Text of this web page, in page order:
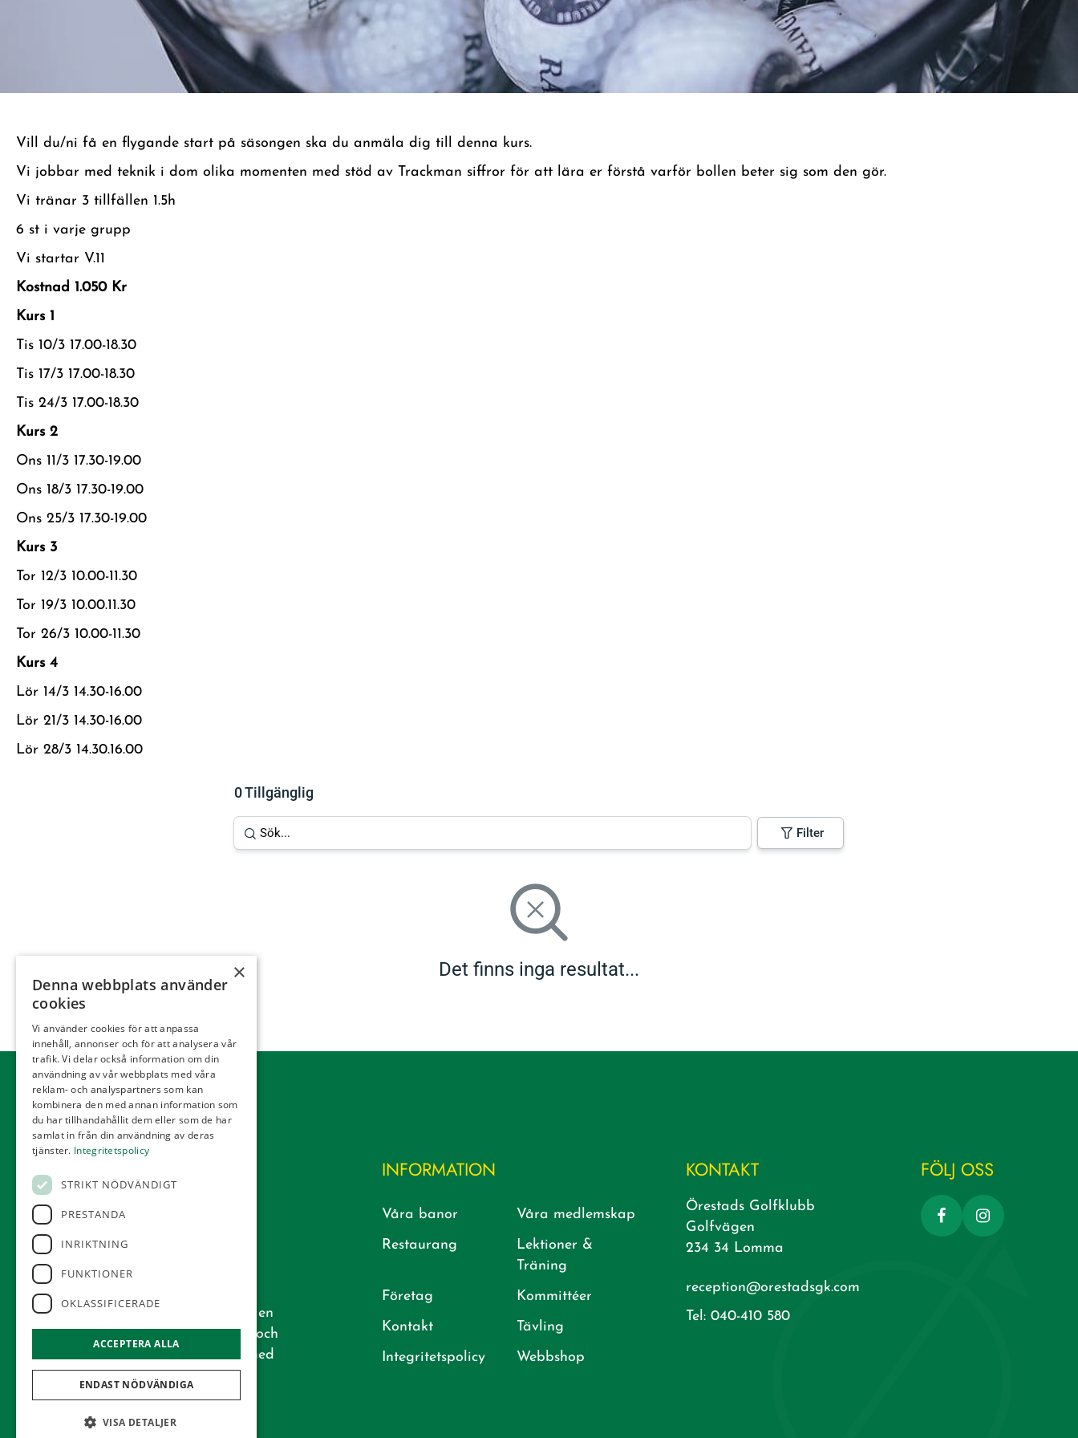
Vill du/ni få en flygande start på säsongen ska du anmäla dig till denna kurs.
Vi jobbar med teknik i dom olika momenten med stöd av Trackman siffror för att lära er förstå varför bollen beter sig som den gör.
Vi tränar 3 tillfällen 1.5h
6 st i varje grupp
Vi startar V.11
Kostnad 1.050Kr
Kurs 1
Tis 10/3 17.00-18.30
Tis 17/3 17.00-18.30
Tis 24/3 17.00-18.30
Kurs 2
Ons 11/3 17.30-19.00
Ons 18/3 17.30-19.00
Ons 25/3 17.30-19.00
Kurs 3
Tor 12/3 10.00-11.30
Tor 19/3 10.00.11.30
Tor 26/3 10.00-11.30
Kurs 4
Lör 14/3 14.30-16.00
Lör 21/3 14.30-16.00
Lör 28/3 14.30.16.00
0 Tillgänglig
Filter
Det finns inga resultat...
Vår golfbana, som är ritad av den
välkända arkitekten Åke Persson, är en
riktig skånsk bana med öppen park och
typiska hedar. Mycket välskött och med
ett gott rykte.
INFORMATION
Våra banor
Våra medlemskap
Restaurang
Lektioner &
Träning
Företag
Kommittéer
Kontakt
Tävling
Integritetspolicy
Webbshop
KONTAKT
Örestads Golfklubb
Golfvägen
234 34 Lomma
reception@orestadsgk.com
Tel: 040-410 580
FÖLJ OSS
×
Denna webbplats använder
cookies
Vi använder cookies för att anpassa
innehåll, annonser och för att analysera vår
trafik. Vi delar också information om din
användning av vår webbplats med våra
reklam- och analyspartners som kan
kombinera den med annan information som
du har tillhandahållit dem eller som de har
samlat in från din användning av deras
tjänster. Integritetspolicy
STRIKT NÖDVÄNDIGT
PRESTANDA
INRIKTNING
FUNKTIONER
OKLASSIFICERADE
ACCEPTERA ALLA
ENDAST NÖDVÄNDIGA
VISA DETALJER